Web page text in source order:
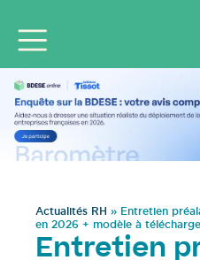
Actualités RH » Entretien
en 2026 + modèle à
Entretien